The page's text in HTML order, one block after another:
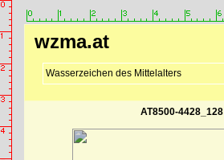
wzma.at
Wasserzeichen des Mittelalters
AT8500-4428_128